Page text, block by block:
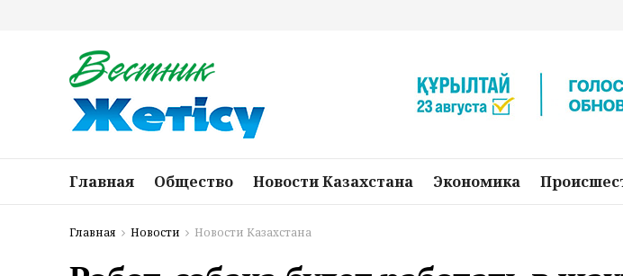
Главная Общество Новости Казахстана Экономика
Главная Новости Новости Казахстана